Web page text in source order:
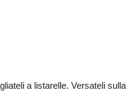
a listarelle. Versateli sulla